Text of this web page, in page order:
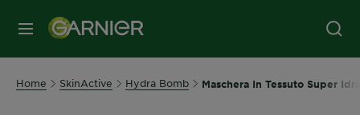
MENU
Home SkinActive Hydra Bomb Maschera In Tessuto Super